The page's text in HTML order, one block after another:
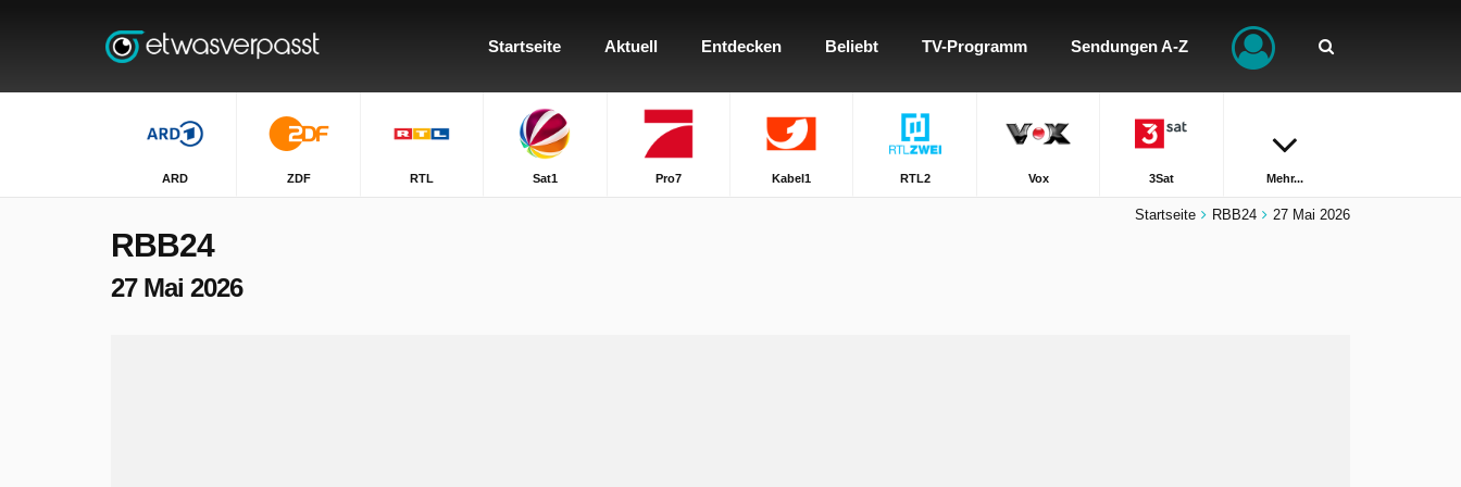
Startseite Aktuell Entdecken Beliebt TV-Programm Sendungen A-Z
ARD ZDF RTL Sat1 Pro7 Kabel1 RTL2 Vox 3Sat Mehr...
Startseite RBB24 27 Mai 2026
RBB24
27 Mai 2026